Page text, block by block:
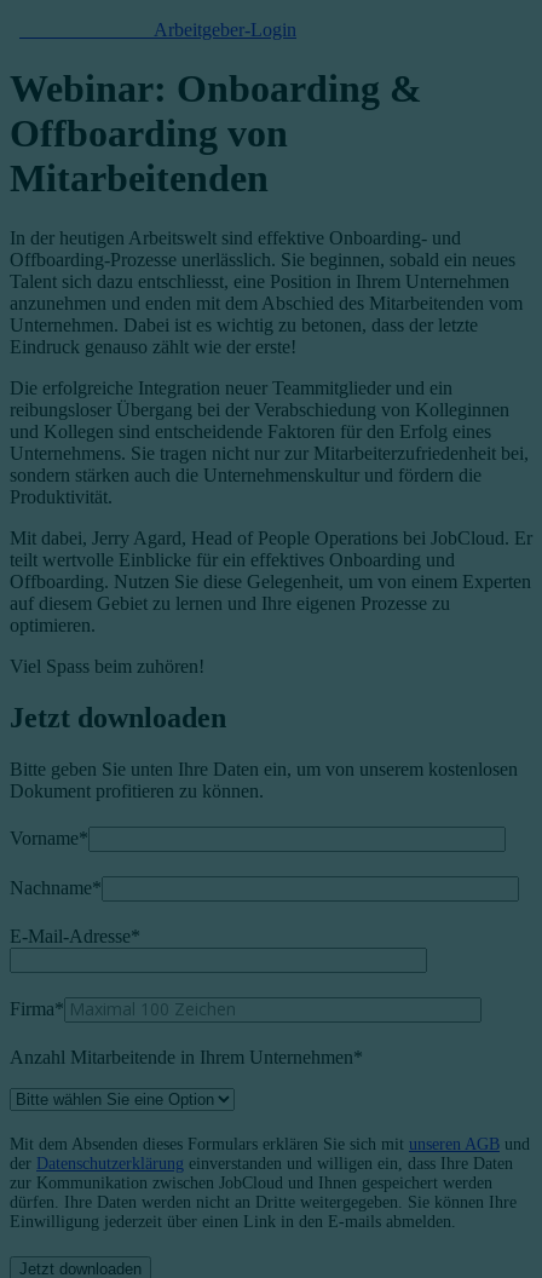
Arbeitgeber-Login
Webinar: Onboarding &
Offboarding von
Mitarbeitenden
In der heutigen Arbeitswelt sind effektive Onboarding- und
Offboarding-Prozesse unerlässlich. Sie beginnen, sobald ein neues
Talent sich dazu entschliesst, eine Position in Ihrem Unternehmen
anzunehmen und enden mit dem Abschied des Mitarbeitenden vom
Unternehmen. Dabei ist es wichtig zu betonen, dass der letzte
Eindruck genauso zählt wie der erste!
Die erfolgreiche Integration neuer Teammitglieder und ein
reibungsloser Übergang bei der Verabschiedung von Kolleginnen
und Kollegen sind entscheidende Faktoren für den Erfolg eines
Unternehmens. Sie tragen nicht nur zur Mitarbeiterzufriedenheit bei,
sondern stärken auch die Unternehmenskultur und fördern die
Produktivität.
Mit dabei, Jerry Agard, Head of People Operations bei JobCloud. Er
teilt wertvolle Einblicke für ein effektives Onboarding und
Offboarding. Nutzen Sie diese Gelegenheit, um von einem Experten
auf diesem Gebiet zu lernen und Ihre eigenen Prozesse zu
optimieren.
Viel Spass beim zuhören!
Jetzt downloaden
Bitte geben Sie unten Ihre Daten ein, um von unserem kostenlosen
Dokument profitieren zu können.
Vorname*
Nachname*
E-Mail-Adresse*
Firma*
Anzahl Mitarbeitende in Ihrem Unternehmen*
Mit dem Absenden dieses Formulars erklären Sie sich mit unseren AGB und
der Datenschutzerklärung einverstanden und willigen ein, dass Ihre Daten
zur Kommunikation zwischen JobCloud und Ihnen gespeichert werden
dürfen. Ihre Daten werden nicht an Dritte weitergegeben. Sie können Ihre
Einwilligung jederzeit über einen Link in den E-mails abmelden.